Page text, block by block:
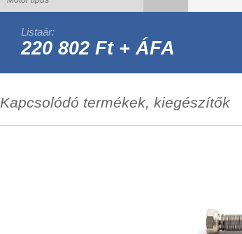
Listaár:
220 802 Ft + ÁFA
Kapcsolódó termékek, kiegészítők